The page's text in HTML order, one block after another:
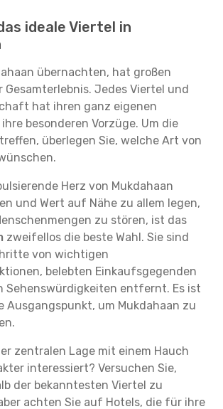
ideale Viertel in
übernachten, hat großen
Gesamterlebnis. Jedes Viertel und
hat ihren ganz eigenen
besonderen Vorzüge. Um die
überlegen Sie, welche Art von
Herz von Mukdahaan
und Wert auf Nähe zu allem legen,
zu stören, ist das
zweifellos die beste Wahl. Sie sind
von wichtigen
belebten Einkaufsgegenden
Sehenswürdigkeiten entfernt. Es ist
Ausgangspunkt, um Mukdahaan zu
zentralen Lage mit einem Hauch
interessiert? Versuchen Sie,
der bekanntesten Viertel zu
achten Sie auf Hotels, die für ihre